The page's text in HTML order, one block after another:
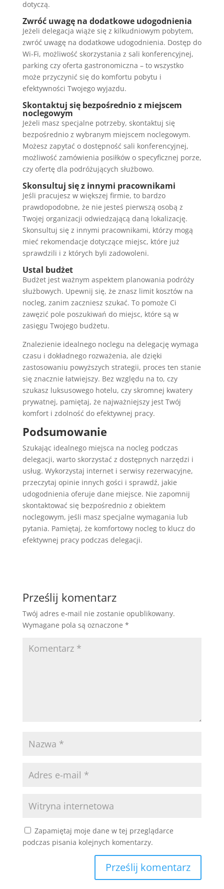
dotyczą.
Zwróć uwagę na dodatkowe udogodnienia
Jeżeli delegacja wiąże się z kilkudniowym pobytem,
zwróć uwagę na dodatkowe udogodnienia. Dostęp do
Wi-Fi, możliwość skorzystania z sali konferencyjnej,
parking czy oferta gastronomiczna – to wszystko
może przyczynić się do komfortu pobytu i
efektywności Twojego wyjazdu.
Skontaktuj się bezpośrednio z miejscem
noclegowym
Jeżeli masz specjalne potrzeby, skontaktuj się
bezpośrednio z wybranym miejscem noclegowym.
Możesz zapytać o dostępność sali konferencyjnej,
możliwość zamówienia posiłków o specyficznej porze,
czy ofertę dla podróżujących służbowo.
Skonsultuj się z innymi pracownikami
Jeśli pracujesz w większej firmie, to bardzo
prawdopodobne, że nie jesteś pierwszą osobą z
Twojej organizacji odwiedzającą daną lokalizację.
Skonsultuj się z innymi pracownikami, którzy mogą
mieć rekomendacje dotyczące miejsc, które już
sprawdzili i z których byli zadowoleni.
Ustal budżet
Budżet jest ważnym aspektem planowania podróży
służbowych. Upewnij się, że znasz limit kosztów na
nocleg, zanim zaczniesz szukać. To pomoże Ci
zawęzić pole poszukiwań do miejsc, które są w
zasięgu Twojego budżetu.
Znalezienie idealnego noclegu na delegację wymaga
czasu i dokładnego rozważenia, ale dzięki
zastosowaniu powyższych strategii, proces ten stanie
się znacznie łatwiejszy. Bez względu na to, czy
szukasz luksusowego hotelu, czy skromnej kwatery
prywatnej, pamiętaj, że najważniejszy jest Twój
komfort i zdolność do efektywnej pracy.
Podsumowanie
Szukając idealnego miejsca na nocleg podczas
delegacji, warto skorzystać z dostępnych narzędzi i
usług. Wykorzystaj internet i serwisy rezerwacyjne,
przeczytaj opinie innych gości i sprawdź, jakie
udogodnienia oferuje dane miejsce. Nie zapomnij
skontaktować się bezpośrednio z obiektem
noclegowym, jeśli masz specjalne wymagania lub
pytania. Pamiętaj, że komfortowy nocleg to klucz do
efektywnej pracy podczas delegacji.
Prześlij komentarz
Twój adres e-mail nie zostanie opublikowany.
Wymagane pola są oznaczone *
Zapamiętaj moje dane w tej przeglądarce
podczas pisania kolejnych komentarzy.